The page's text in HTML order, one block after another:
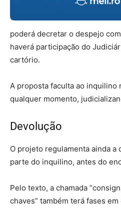
poderá decretar o despejo
haverá participação do
cartório.
A proposta faculta ao inquilino
qualquer momento,
Devolução
O projeto regulamenta ainda
parte do inquilino, antes do
Pelo texto, a chamada
chaves” também terá fases